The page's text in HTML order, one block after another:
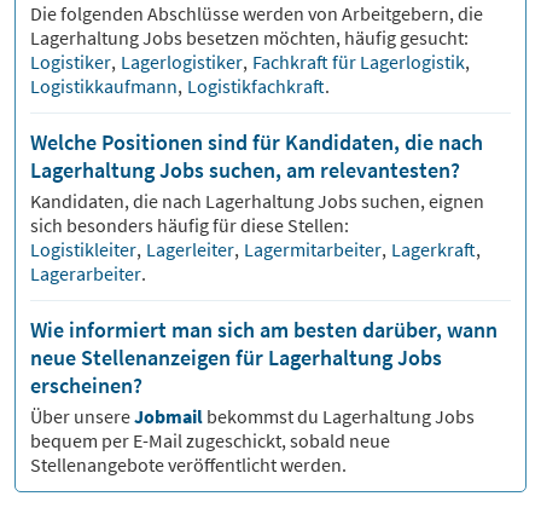
Die folgenden Abschlüsse werden von Arbeitgebern, die
LagerhaltungJobs besetzen möchten, häufig gesucht:
Logistiker, Lagerlogistiker, Fachkraft für Lagerlogistik,
Logistikkaufmann, Logistikfachkraft.
Welche Positionen sind für Kandidaten, die nach
Lagerhaltung Jobs suchen, am relevantesten?
Kandidaten, die nach LagerhaltungJobs suchen, eignen
sich besonders häufig für diese Stellen:
Logistikleiter, Lagerleiter, Lagermitarbeiter, Lagerkraft,
Lagerarbeiter.
Wie informiert man sich am besten darüber, wann
neue Stellenanzeigen für Lagerhaltung Jobs
erscheinen?
Über unsereJobmail bekommst du LagerhaltungJobs
bequem per E-Mail zugeschickt, sobald neue
Stellenangebote veröffentlicht werden.